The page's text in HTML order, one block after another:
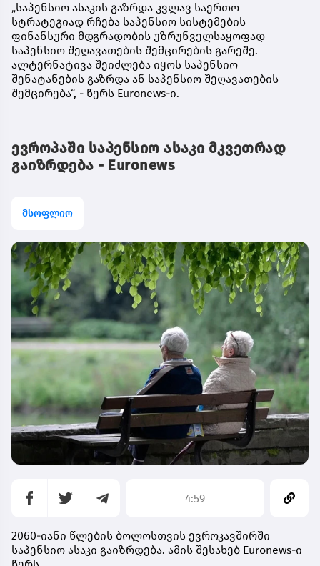
„საპენსიო ასაკის გაზრდა კვლავ საერთო
სტრატეგიად რჩება საპენსიო სისტემების
ფინანსური მდგრადობის უზრუნველსაყოფად
საპენსიო შეღავათების შემცირების გარეშე.
ალტერნატივა შეიძლება იყოს საპენსიო
შენატანების გაზრდა ან საპენსიო შეღავათების
შემცირება“, - წერს Euronews-ი.
ევროპაში საპენსიო ასაკი მკვეთრად
გაიზრდება - Euronews
მსოფლიო
4:59
2060-იანი წლების ბოლოსთვის ევროკავშირში
საპენსიო ასაკი გაიზრდება. ამის შესახებ Euronews-ი